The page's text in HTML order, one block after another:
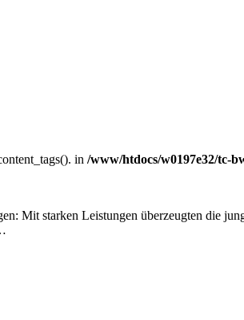
in /www/htdocs/w0197e32/tc-
Mit starken Leistungen überzeugten die